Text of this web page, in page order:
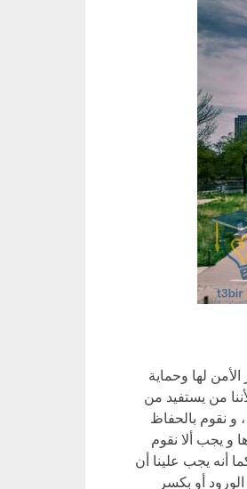
لها وحماية
من يستفيد من
و نقوم بالحفاظ
و يجب ألا نقوم
أنه يجب علينا أن
أو بكسر